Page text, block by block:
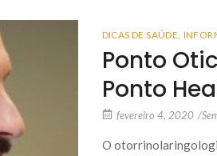
DICAS DE SAÚDE,
Ponto
Ponto
fevereiro 4, 2020 /
O